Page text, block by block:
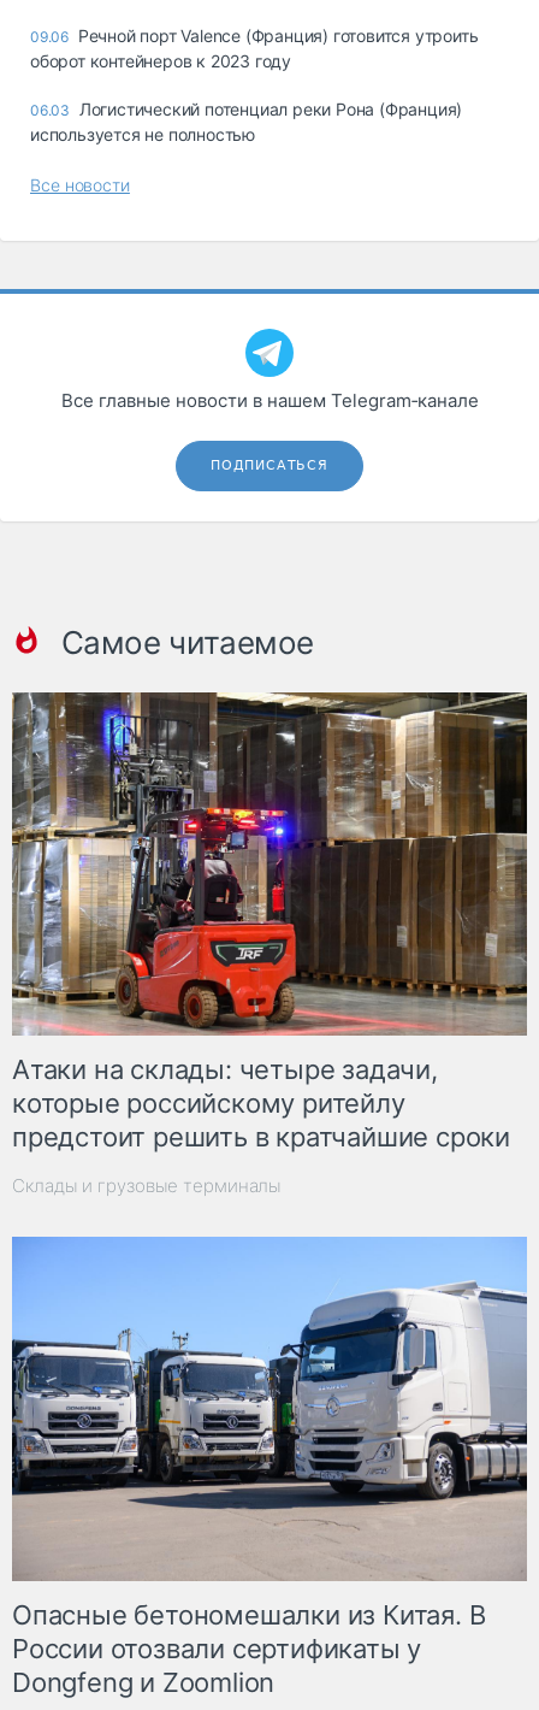
Топливо, масла и
автохимия
Дзен
09.06 Речной порт Valence (Франция) готовится утроить
оборот контейнеров к 2023 году
06.03
Логистический потенциал реки Рона (Франция)
используется не полностью
Все новости
Все главные новости в нашем Telegram‑канале
ПОДПИСАТЬСЯ
Самое читаемое
Атаки на склады: четыре задачи,
которые российскому ритейлу
предстоит решить в кратчайшие сроки
Склады и грузовые терминалы
Опасные бетономешалки из Китая. В
России отозвали сертификаты у
Dongfeng и Zoomlion